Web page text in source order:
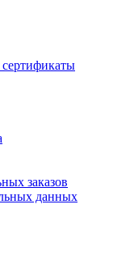
заказов
данных